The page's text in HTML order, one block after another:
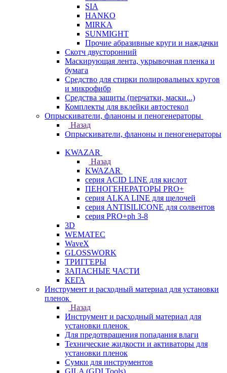
SIA
HANKO
MIRKA
SUNMIGHT
Прочие абразивные круги и наждачки
Скотч двусторонний
Маскирующая лента, укрывочная пленка и
бумага
Средство для стирки полировальных кругов
и микрофибр
Средства защиты (перчатки, маски...)
Комплекты для вклейки автостекол
Опрыскиватели, фланоны и пеногенераторы
Назад
Опрыскиватели, фланоны и пеногенераторы
KWAZAR
Назад
KWAZAR
серия ACID LINE для кислот
ПЕНОГЕНЕРАТОРЫ PRO+
серия ALKA LINE для щелочей
серия ANTISILICONE для солвентов
серия PRO+ph 3-8
3D
WEMATEC
WaveX
GLOSSWORK
ТРИГГЕРЫ
ЗАПАСНЫЕ ЧАСТИ
КЕГА
Инструмент и расходный материал для установки
пленок
Назад
Инструмент и расходный материал для
установки пленок
Для предотвращения попадания влаги
Технические жидкости и активаторы для
установки пленок
Сумки для инструментов
GILA (GDI Tools)